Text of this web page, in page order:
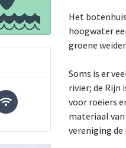
Het
hoogwater
groene
Soms is er
rivier; de Rijn
voor roeiers
materiaal van
vereniging de